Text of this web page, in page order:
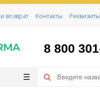
возврат Контакты Реквизиты
8 800